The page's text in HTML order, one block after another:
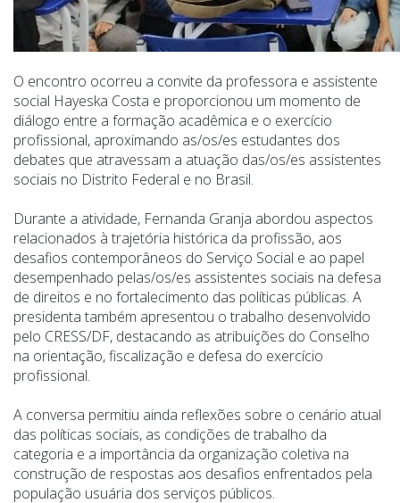
O encontro ocorreu a convite da professora e assistente
social Hayeska Costa e proporcionou um momento de
diálogo entre a formação acadêmica e o exercício
profissional, aproximando as/os/es estudantes dos
debates que atravessam a atuação das/os/es assistentes
sociais no Distrito Federal e no Brasil.
Durante a atividade, Fernanda Granja abordou aspectos
relacionados à trajetória histórica da profissão, aos
desafios contemporâneos do Serviço Social e ao papel
desempenhado pelas/os/es assistentes sociais na defesa
de direitos e no fortalecimento das políticas públicas. A
presidenta também apresentou o trabalho desenvolvido
pelo CRESS/DF, destacando as atribuições do Conselho
na orientação, fiscalização e defesa do exercício
profissional.
A conversa permitiu ainda reflexões sobre o cenário atual
das políticas sociais, as condições de trabalho da
categoria e a importância da organização coletiva na
construção de respostas aos desafios enfrentados pela
população usuária dos serviços públicos.